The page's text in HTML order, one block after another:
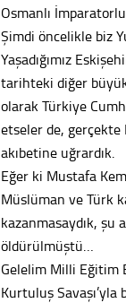
Osmanlı
Şimdi öncelikle biz
Yaşadığımız
tarihteki diğer büyük
olarak Türkiye
etseler de, gerçekte
akıbetine uğrardık.
Eğer ki Mustafa
Müslüman ve Türk
kazanmasaydık,
öldürülmüştü…
Gelelim Milli Eğitim
Kurtuluş Savaşı’yla